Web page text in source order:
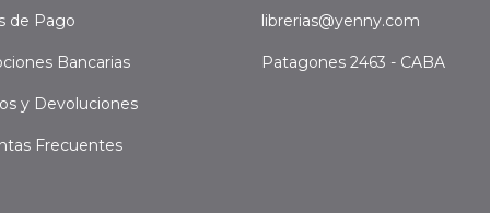
de Pago
Bancarias
y Devoluciones
Frecuentes
librerias@yenny.com
Patagones 2463 - CABA